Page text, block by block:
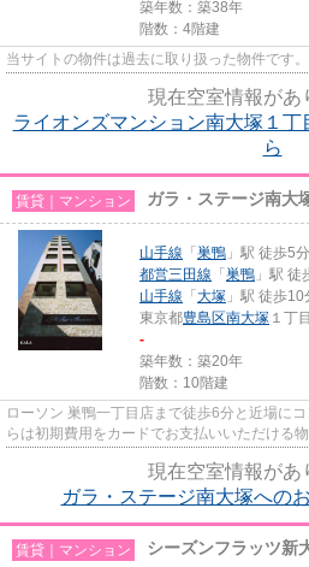
築年数：築38年
階数：4階建
当サイトの物件は過去に取り扱った物件です
現在空室情報があ
ライオンズマンション南大塚１
ら
賃貸｜マンション ガラ・ステージ南大
山手線 「 巣鴨 」駅 徒歩5分
都営三田線 「 巣鴨 」駅 徒
山手線 「 大塚 」駅 徒歩10
東京都豊島区南大塚 １丁
-
築年数：築20年
階数：10階建
ローソン 巣鴨一丁目店まで徒歩6分と近場に
らは初期費用をカードでお支払いいただける
現在空室情報があ
ガラ・ステージ南大塚への
賃貸｜マンション シーズンフラッツ新